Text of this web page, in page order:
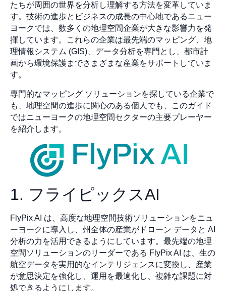
たちが周囲の世界を分析し理解する方法を変革していま
す。技術の進歩とビジネスの成長の中心地であるニュー
ヨークでは、数多くの地理空間企業が大きな影響力を発
揮しています。これらの企業は最先端のマッピング、地
理情報システム (GIS)、データ分析を専門とし、都市計
画から環境保護までさまざまな産業をサポートしていま
す。
専門的なマッピング ソリューションを探している企業で
も、地理空間の進歩に関心のある個人でも、このガイド
ではニューヨークの地理空間セクターの主要プレーヤー
を紹介します。
1. フライピックスAI
FlyPix AI は、高度な地理空間技術ソリューションをニュ
ーヨークに導入し、州全体の産業がドローン データと AI
分析の力を活用できるようにしています。最先端の地理
空間ソリューションのリーダーである FlyPix AI は、生の
航空データを実用的なインテリジェンスに変換し、産業
が意思決定を強化し、運用を最適化し、複雑な課題に対
処できるようにします。